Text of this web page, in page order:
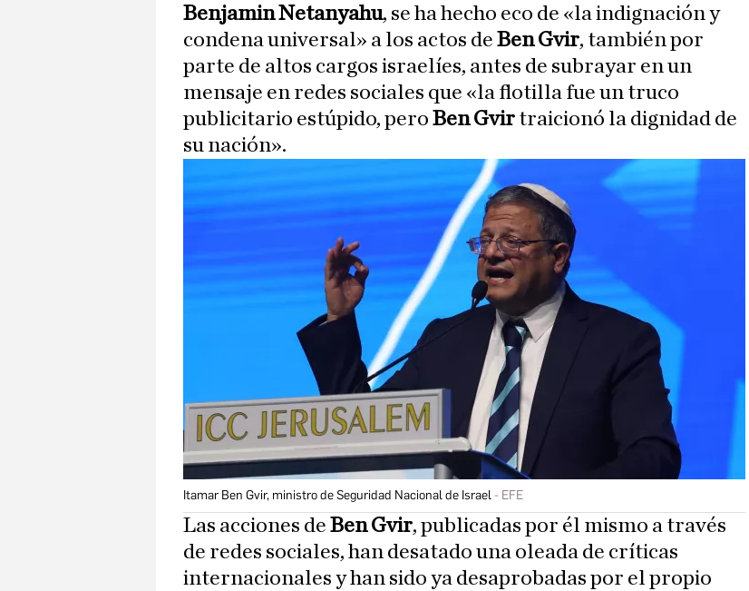
Benjamin Netanyahu, se ha hecho eco de «la indignación y
condena universal» a los actos de Ben Gvir, también por
parte de altos cargos israelíes, antes de subrayar en un
mensaje en redes sociales que «la flotilla fue un truco
publicitario estúpido, pero Ben Gvir traicionó la dignidad de
su nación».
Itamar Ben Gvir, ministro de Seguridad Nacional de Israel EFE
Las acciones de Ben Gvir, publicadas por él mismo a través
de redes sociales, han desatado una oleada de críticas
internacionales y han sido ya desaprobadas por el propio